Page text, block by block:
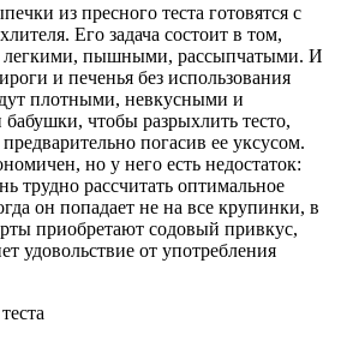
из пресного теста готовятся с
Его задача состоит в том,
легкими, пышными, рассыпчатыми. И
и печенья без использования
плотными, невкусными и
чтобы разрыхлить тесто,
погасив ее уксусом.
но у него есть недостаток:
трудно рассчитать оптимальное
он попадает не на все крупинки, в
приобретают содовый привкус,
удовольствие от употребления